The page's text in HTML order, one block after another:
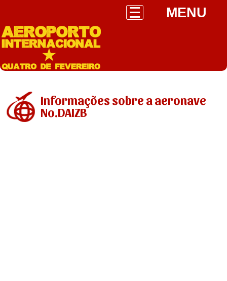
MENU
Informações sobre a aeronave
No.DAIZB